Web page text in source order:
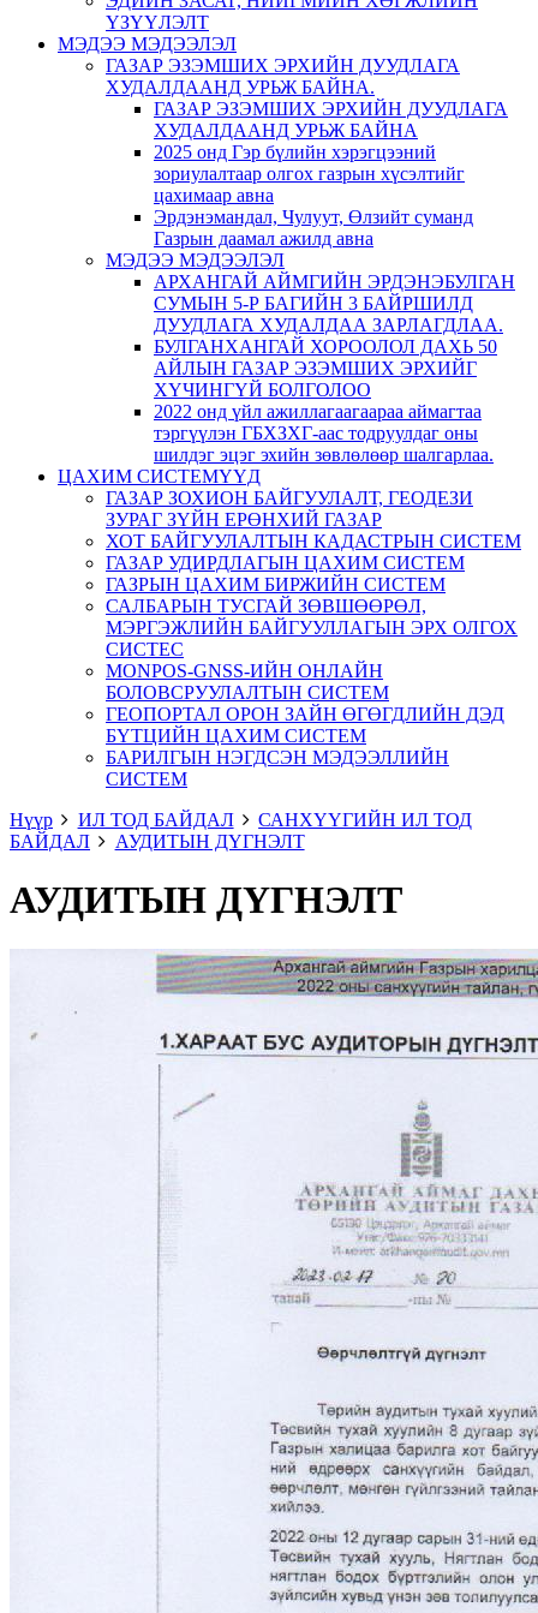
ҮЗҮҮЛЭЛТ
МЭДЭЭ МЭДЭЭЛЭЛ
ГАЗАР ЭЗЭМШИХ ЭРХИЙН ДУУДЛАГА
ХУДАЛДААНД УРЬЖ БАЙНА.
ГАЗАР ЭЗЭМШИХ ЭРХИЙН ДУУДЛАГА
ХУДАЛДААНД УРЬЖ БАЙНА
2025 онд Гэр бүлийн хэрэгцээний
зориулалтаар олгох газрын хүсэлтийг
цахимаар авна
Эрдэнэмандал, Чулуут, Өлзийт суманд
Газрын даамал ажилд авна
МЭДЭЭ МЭДЭЭЛЭЛ
АРХАНГАЙ АЙМГИЙН ЭРДЭНЭБУЛГАН
СУМЫН 5-Р БАГИЙН 3 БАЙРШИЛД
ДУУДЛАГА ХУДАЛДАА ЗАРЛАГДЛАА.
БУЛГАНХАНГАЙ ХОРООЛОЛ ДАХЬ 50
АЙЛЫН ГАЗАР ЭЗЭМШИХ ЭРХИЙГ
ХҮЧИНГҮЙ БОЛГОЛОО
2022 онд үйл ажиллагаагаараа аймагтаа
тэргүүлэн ГБХЗХГ-аас тодруулдаг оны
шилдэг эцэг эхийн зөвлөлөөр шалгарлаа.
ЦАХИМ СИСТЕМҮҮД
ГАЗАР ЗОХИОН БАЙГУУЛАЛТ, ГЕОДЕЗИ
ЗУРАГ ЗҮЙН ЕРӨНХИЙ ГАЗАР
ХОТ БАЙГУУЛАЛТЫН КАДАСТРЫН СИСТЕМ
ГАЗАР УДИРДЛАГЫН ЦАХИМ СИСТЕМ
ГАЗРЫН ЦАХИМ БИРЖИЙН СИСТЕМ
САЛБАРЫН ТУСГАЙ ЗӨВШӨӨРӨЛ,
МЭРГЭЖЛИЙН БАЙГУУЛЛАГЫН ЭРХ ОЛГОХ
СИСТЕС
MONPOS-GNSS-ИЙН ОНЛАЙН
БОЛОВСРУУЛАЛТЫН СИСТЕМ
ГЕОПОРТАЛ ОРОН ЗАЙН ӨГӨГДЛИЙН ДЭД
БҮТЦИЙН ЦАХИМ СИСТЕМ
БАРИЛГЫН НЭГДСЭН МЭДЭЭЛЛИЙН
СИСТЕМ
Нүүр
ИЛ ТОД БАЙДАЛ
САНХҮҮГИЙН ИЛ ТОД
БАЙДАЛ
АУДИТЫН ДҮГНЭЛТ
АУДИТЫН ДҮГНЭЛТ